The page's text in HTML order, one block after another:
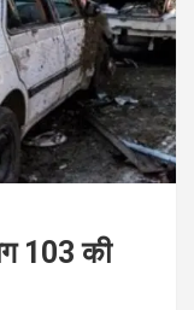
103 की